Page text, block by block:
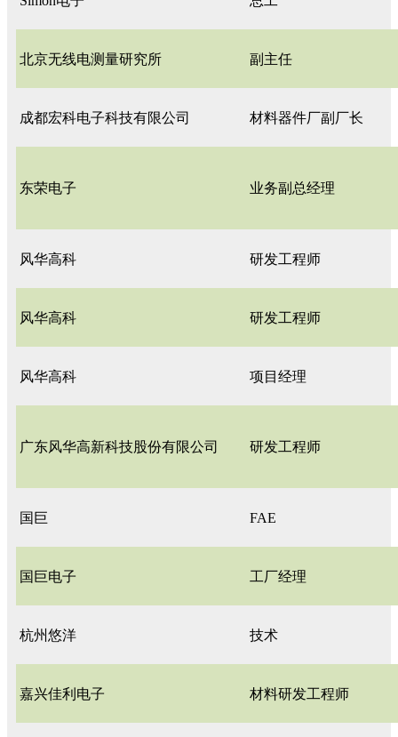
北京无线电测量研究所 副主任
成都宏科电子科技有限公司 材料器件厂副厂长
东荣电子 业务副总经理
风华高科 研发工程师
风华高科 研发工程师
风华高科 项目经理
广东风华高新科技股份有限公司 研发工程师
国巨 FAE
国巨电子 工厂经理
杭州悠洋 技术
嘉兴佳利电子 材料研发工程师